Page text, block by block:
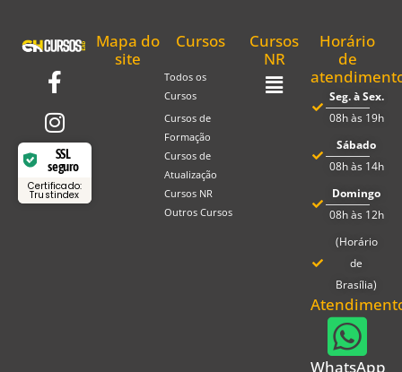
SSL
seguro
Certificado:
Trustindex
Mapa do
site
Cursos
Todos os
Cursos
Cursos de
Formação
Cursos de
Atualização
Cursos NR
Outros Cursos
Cursos
NR
Horário
de
Seg. à Sex.
08h às 19h
Sábado
08h às 14h
Domingo
08h às 12h
(Horário
de
Brasília)
WhatsApp